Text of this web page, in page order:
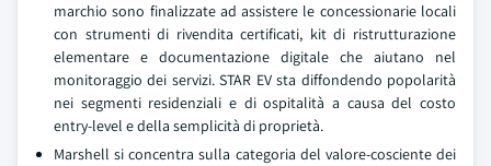
marchio sono finalizzate ad assistere le concessionarie locali
con strumenti di rivendita certificati, kit di ristrutturazione
elementare e documentazione digitale che aiutano nel
monitoraggio dei servizi. STAR EV sta diffondendo popolarità
nei segmenti residenziali e di ospitalità a causa del costo
entry-level e della semplicità di proprietà.
Marshell si concentra sulla categoria del valore-cosciente dei